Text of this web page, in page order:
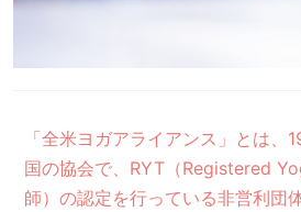
「全米ヨガアライアンス」とは、
国の協会で、RYT（Registered
師）の認定を行っている非営利団体